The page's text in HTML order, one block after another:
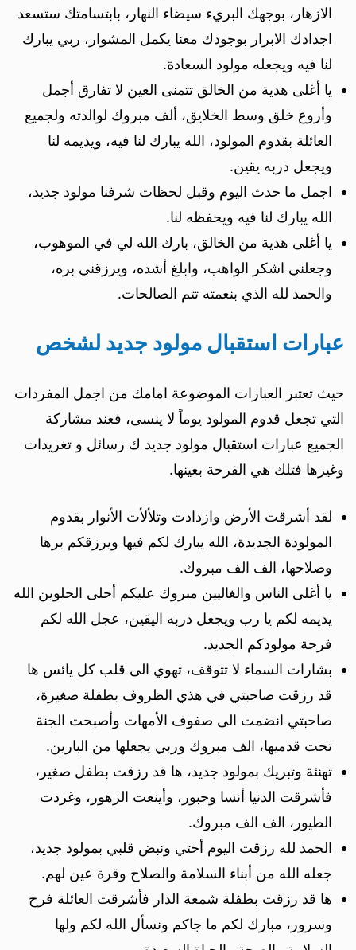
الازهار، بوجهك البريء سيضاء النهار، بابتسامتك ستسعد
اجدادك الابرار بوجودك معنا يكمل المشوار، ربي يبارك
لنا فيه ويجعله مولود السعادة.
يا أغلى هدية من الخالق تتمنى العين لا تفارق أجمل
وأروع خلق وسط الخلايق، ألف مبروك لوالدته ولجميع
العائلة بقدوم المولود، الله يبارك لنا فيه، ويديمه لنا
ويجعل دربه يقين.
اجمل ما حدث اليوم وقبل لحظات شرفنا مولود جديد،
الله يبارك لنا فيه ويحفظه لنا.
يا أغلى هدية من الخالق، بارك الله لي في الموهوب،
وجعلني اشكر الواهب، وابلغ أشده، ويرزقني بره،
والحمد لله الذي بنعمته تتم الصالحات.
عبارات استقبال مولود جديد لشخص
حيث تعتبر العبارات الموضوعة امامك من اجمل المفردات
التي تجعل قدوم المولود يوماً لا ينسى، فعند مشاركة
الجميع عبارات استقبال مولود جديد ك رسائل و تغريدات
وغيرها فتلك هي الفرحة بعينها.
لقد أشرقت الأرض وازدادت وتلألأت الأنوار بقدوم
المولودة الجديدة، الله يبارك لكم فيها ويرزقكم برها
وصلاحها، الف الف مبروك.
يا أغلى الناس والغاليين مبروك عليكم أحلى الحلوين الله
يديمه لكم يا رب ويجعل دربه اليقين، عجل الله لكم
فرحة مولودكم الجديد.
بشارات السماء لا تتوقف، تهوي الى قلب كل يائس ها
قد رزقت صاحبتي في هذي الظروف بطفلة صغيرة،
صاحبتي انضمت الى صفوف الأمهات وأصبحت الجنة
تحت قدميها، الف مبروك وربي يجعلها من البارين.
تهنئة وتبريك بمولود جديد، ها قد رزقت بطفل صغير،
فأشرقت الدنيا أنسا وحبور، وأينعت الزهور، وغردت
الطيور، الف الف مبروك.
الحمد لله رزقت اليوم أختي ونبض قلبي بمولود جديد،
جعله الله من أبناء السلامة والصلاح وقرة عين لهم.
ها قد رزقت بطفلة شمعة الدار فأشرقت العائلة فرح
وسرور، مبارك لكم ما جاكم ونسأل الله لكم ولها